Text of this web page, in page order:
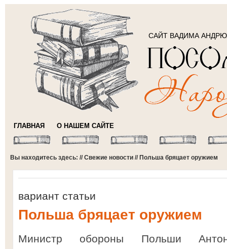
САЙТ ВАДИМА
ГЛАВНАЯ О НАШЕМ САЙТЕ
Вы находитесь здесь: //Свежие новости // Польша бряцает оружием
вариант статьи
Польша бряцает оружием
Министр обороны Польши